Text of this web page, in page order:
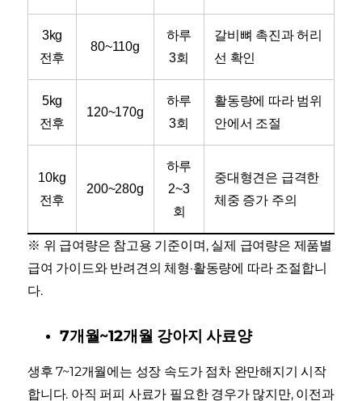
3kg
전후
80~110g
하루
3회
갈비뼈 촉진과 허리
선 확인
5kg
전후
120~170g
하루
3회
활동량에 따라 범위
안에서 조절
10kg
전후
200~280g
하루
2~3
회
중대형견은 급격한
체중 증가 주의
※ 위 급여량은 참고용 기준이며, 실제 급여량은 제품별
급여 가이드와 반려견의 체형·활동량에 따라 조절합니
다.
7개월~12개월 강아지 사료양
생후 7~12개월에는 성장 속도가 점차 완만해지기 시작
합니다. 아직 퍼피 사료가 필요한 경우가 많지만, 이전과